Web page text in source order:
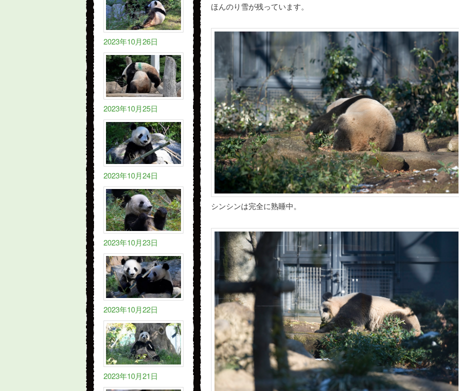
2023年10月26日
2023年10月25日
2023年10月24日
2023年10月23日
2023年10月22日
2023年10月21日
ほんのり雪が残っています。
シンシンは完全に熟睡中。